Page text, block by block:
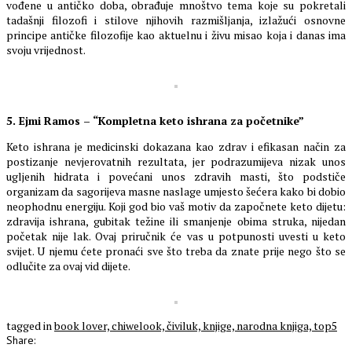
vođene u antičko doba, obrađuje mnoštvo tema koje su pokretali
tadašnji filozofi i stilove njihovih razmišljanja, izlažući osnovne
principe antičke filozofije kao aktuelnu i živu misao koja i danas ima
svoju vrijednost.
5. Ejmi Ramos – “Kompletna keto ishrana za početnike”
Keto ishrana je medicinski dokazana kao zdrav i efikasan način za
postizanje nevjerovatnih rezultata, jer podrazumijeva nizak unos
ugljenih hidrata i povećani unos zdravih masti, što podstiče
organizam da sagorijeva masne naslage umjesto šećera kako bi dobio
neophodnu energiju. Koji god bio vaš motiv da započnete keto dijetu:
zdravija ishrana, gubitak težine ili smanjenje obima struka, nijedan
početak nije lak. Ovaj priručnik će vas u potpunosti uvesti u keto
svijet. U njemu ćete pronaći sve što treba da znate prije nego što se
odlučite za ovaj vid dijete.
tagged in book lover,chiwelook,čiviluk,knjige, narodna knjiga,top5
Share: